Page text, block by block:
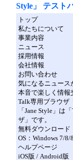
Style」 テスト
トップ
私たちについて
事業内容
ニュース
採用情報
会社情報
お問い合わせ
気になるニュース
本音で楽しく情報
Talk専用ブラウザ
「Jane Style」は
ザ」です。
無料ダウンロード
OS：Windows 7/8/
ヘルプページ
iOS版 / Android版